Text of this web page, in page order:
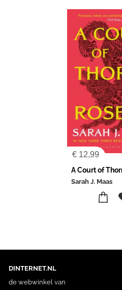
€ 12,99
Sarah J. Maas
DINTERNET.NL
de webwinkel van